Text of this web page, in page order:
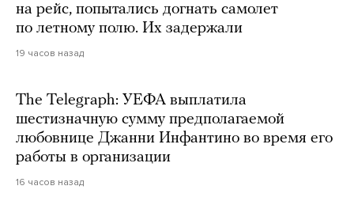
на рейс, попытались догнать самолет
по летному полю. Их задержали
19 часов назад
The Telegraph: УЕФА выплатила
шестизначную сумму предполагаемой
любовнице Джанни Инфантино во время его
работы в организации
16 часов назад